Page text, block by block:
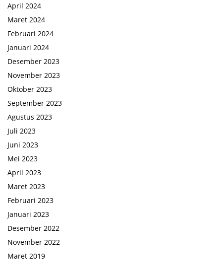
April 2024
Maret 2024
Februari 2024
Januari 2024
Desember 2023
November 2023
Oktober 2023
September 2023
Agustus 2023
Juli 2023
Juni 2023
Mei 2023
April 2023
Maret 2023
Februari 2023
Januari 2023
Desember 2022
November 2022
Maret 2019